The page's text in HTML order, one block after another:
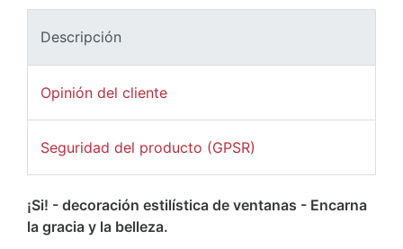
Descripción
Opinión del cliente
Seguridad del producto (GPSR)
¡Si! - decoración estilística de ventanas - Encarna
la gracia y la belleza.